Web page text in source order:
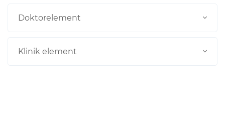
Doktorelement
Klinik element